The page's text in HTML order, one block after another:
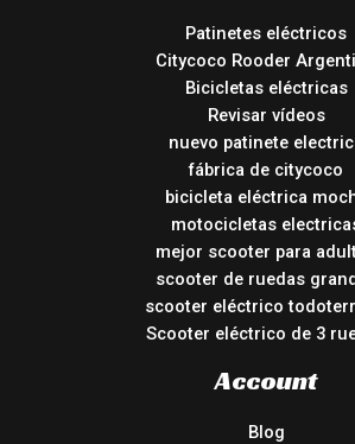
Patinetes eléctricos
Citycoco Rooder
Bicicletas eléctricas
Revisar vídeos
nuevo patinete
fábrica de citycoco
bicicleta eléctrica
motocicletas
mejor scooter para
scooter de ruedas
scooter eléctrico
Scooter eléctrico de 3
Account
Blog